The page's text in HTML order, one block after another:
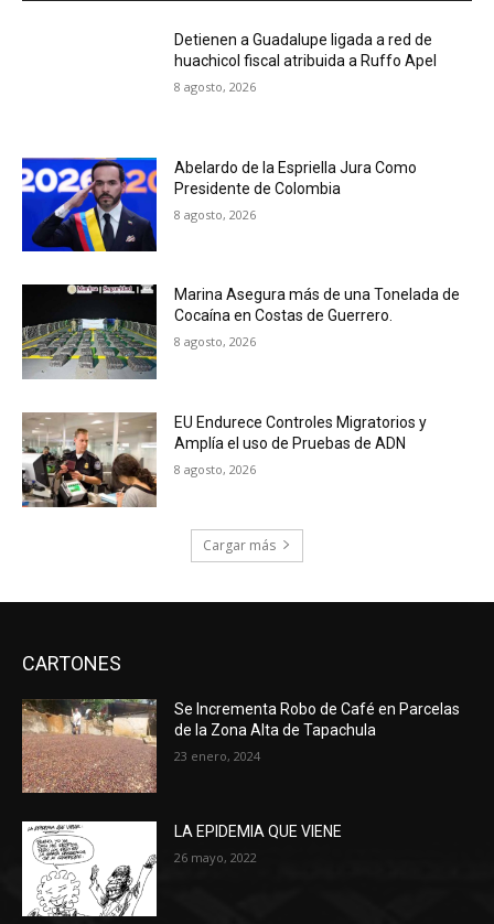
Detienen a Guadalupe ligada a red de
huachicol fiscal atribuida a Ruffo Apel
8 agosto, 2026
Abelardo de la Espriella Jura Como
Presidente de Colombia
8 agosto, 2026
Marina Asegura más de una Tonelada de
Cocaína en Costas de Guerrero.
8 agosto, 2026
EU Endurece Controles Migratorios y
Amplía el uso de Pruebas de ADN
8 agosto, 2026
Cargar más
CARTONES
Se Incrementa Robo de Café en Parcelas
de la Zona Alta de Tapachula
23 enero, 2024
LA EPIDEMIA QUE VIENE
26 mayo, 2022